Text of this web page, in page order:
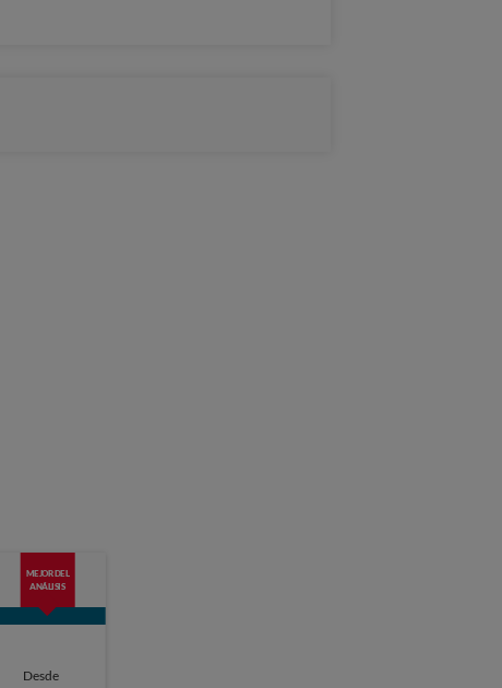
MEJOR DEL
ANÁLISIS
Desde